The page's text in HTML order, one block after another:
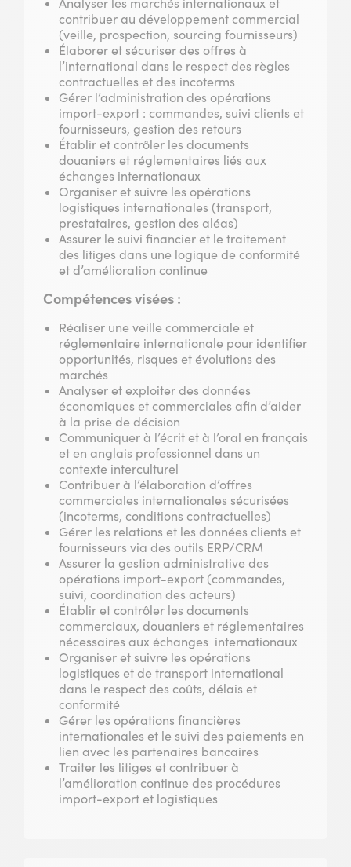
Analyser les marchés internationaux et
contribuer au développement commercial
(veille, prospection, sourcing fournisseurs)
Élaborer et sécuriser des offres à
l’international dans le respect des règles
contractuelles et des incoterms
Gérer l’administration des opérations
import-export : commandes, suivi clients et
fournisseurs, gestion des retours
Établir et contrôler les documents
douaniers et réglementaires liés aux
échanges internationaux
Organiser et suivre les opérations
logistiques internationales (transport,
prestataires, gestion des aléas)
Assurer le suivi financier et le traitement
des litiges dans une logique de conformité
et d’amélioration continue
Compétences visées :
Réaliser une veille commerciale et
réglementaire internationale pour identifier
opportunités, risques et évolutions des
marchés
Analyser et exploiter des données
économiques et commerciales afin d’aider
à la prise de décision
Communiquer à l’écrit et à l’oral en français
et en anglais professionnel dans un
contexte interculturel
Contribuer à l’élaboration d’offres
commerciales internationales sécurisées
(incoterms, conditions contractuelles)
Gérer les relations et les données clients et
fournisseurs via des outils ERP/CRM
Assurer la gestion administrative des
opérations import-export (commandes,
suivi, coordination des acteurs)
Établir et contrôler les documents
commerciaux, douaniers et réglementaires
nécessaires aux échanges internationaux
Organiser et suivre les opérations
logistiques et de transport international
dans le respect des coûts, délais et
conformité
Gérer les opérations financières
internationales et le suivi des paiements en
lien avec les partenaires bancaires
Traiter les litiges et contribuer à
l’amélioration continue des procédures
import-export et logistiques